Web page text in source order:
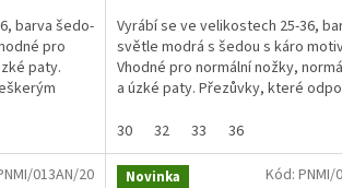
barva šedo-
pro
paty.
Vyrábí se ve velikostech 25-36,
světle modrá s šedou s káro
Vhodné pro normální nožky,
a úzké paty. Přezůvky, které
30
32 33 36
013AN/20 Novinka Kód: PNMI/